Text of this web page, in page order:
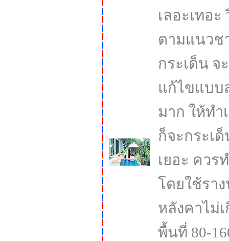
เลอะเทอ
ตามแนวช
กระเด็น
แก้ไขแบบ
มาก ให้ท
ก็จะกระเ
เยอะ ควร
โดยใช้รา
หลังคาไม่
พื้นที่ 80-